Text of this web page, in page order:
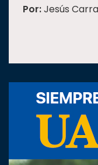
Por:Jesús